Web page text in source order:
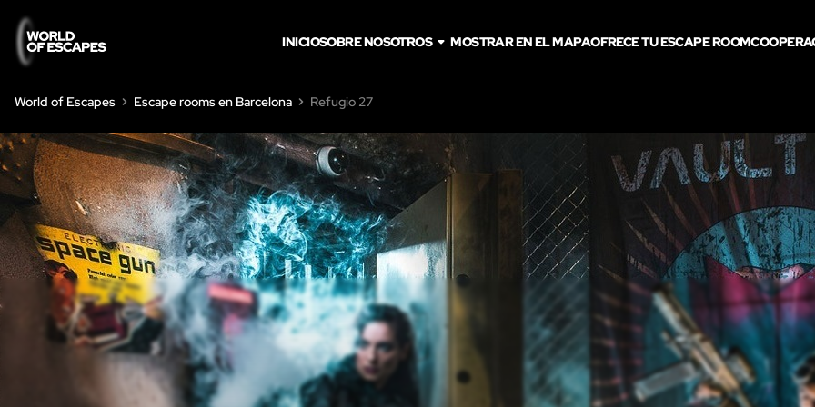
INICIOSOBRE NOSOTROS MOSTRAR EN EL MAPAOFRECE TU ESCAPE ROOM
World of Escapes Escape rooms en Barcelona Refugio 27